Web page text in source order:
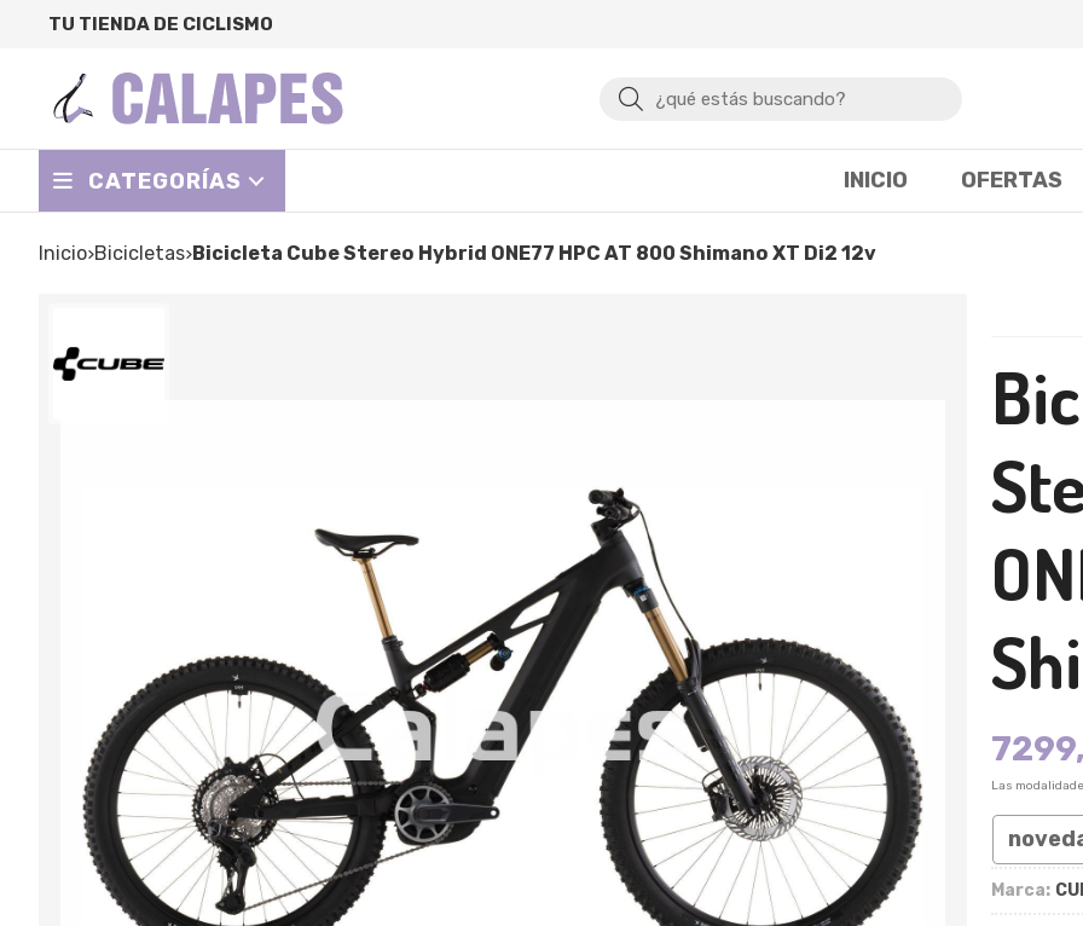
TU TIENDA DE CICLISMO
Buscar
CATEGORÍAS INICIO OFERTAS
Inicio bicicletas Bicicleta Cube Stereo Hybrid ONE77 HPC AT 800 Shimano XT Di2 12v
Las
Marca: